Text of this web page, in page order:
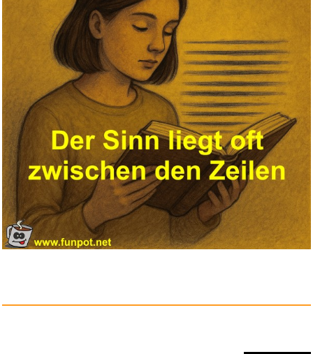
Difuzed SB276317POK Zubehö...
Anzeige